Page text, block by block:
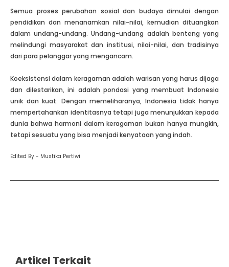
Semua proses perubahan sosial dan budaya dimulai dengan
pendidikan dan menanamkan nilai-nilai, kemudian dituangkan
dalam undang-undang. Undang-undang adalah benteng yang
melindungi masyarakat dan institusi, nilai-nilai, dan tradisinya
dari para pelanggar yang mengancam.
Koeksistensi dalam keragaman adalah warisan yang harus dijaga
dan dilestarikan, ini adalah pondasi yang membuat Indonesia
unik dan kuat. Dengan memeliharanya, Indonesia tidak hanya
mempertahankan identitasnya tetapi juga menunjukkan kepada
dunia bahwa harmoni dalam keragaman bukan hanya mungkin,
tetapi sesuatu yang bisa menjadi kenyataan yang indah.
Edited By - Mustika Pertiwi
Artikel Terkait